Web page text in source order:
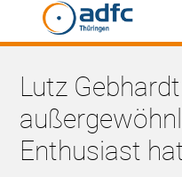
Lutz
Enthusiast